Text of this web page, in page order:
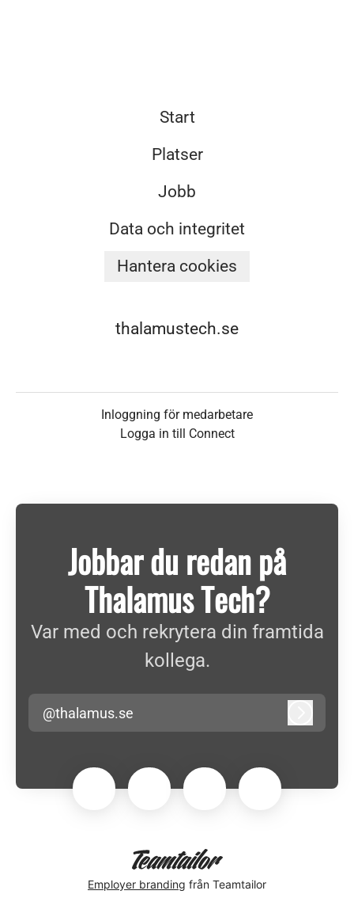
Start
Platser
Jobb
Data och integritet
Hantera cookies
thalamustech.se
Inloggning för medarbetare
Logga in till Connect
Jobbar du redan på
Thalamus Tech?
Var med och rekrytera din framtida
kollega.
@thalamus.se
Employer branding från Teamtailor